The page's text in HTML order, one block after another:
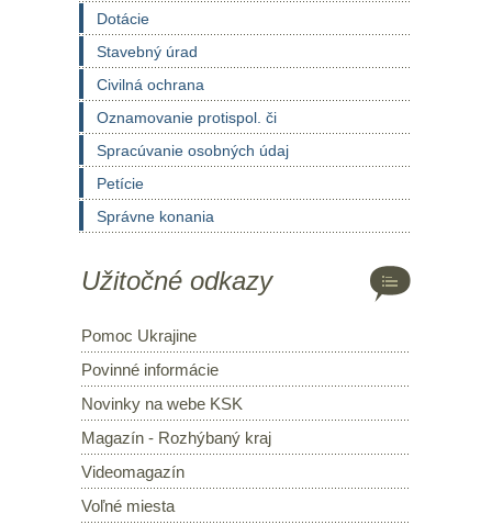
Dotácie
Stavebný úrad
Civilná ochrana
Oznamovanie protispol. či
Spracúvanie osobných údaj
Petície
Správne konania
Užitočné odkazy
Pomoc Ukrajine
Povinné informácie
Novinky na webe KSK
Magazín - Rozhýbaný kraj
Videomagazín
Voľné miesta